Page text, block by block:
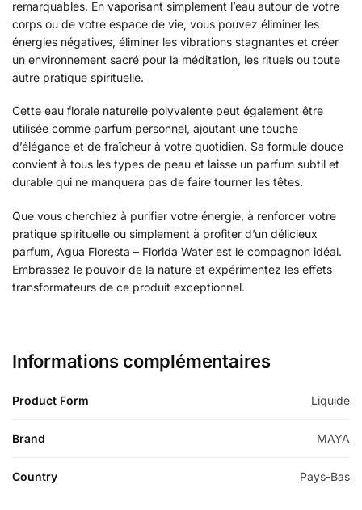
remarquables. En vaporisant simplement l’eau autour de votre
corps ou de votre espace de vie, vous pouvez éliminer les
énergies négatives, éliminer les vibrations stagnantes et créer
un environnement sacré pour la méditation, les rituels ou toute
autre pratique spirituelle.
Cette eau florale naturelle polyvalente peut également être
utilisée comme parfum personnel, ajoutant une touche
d’élégance et de fraîcheur à votre quotidien. Sa formule douce
convient à tous les types de peau et laisse un parfum subtil et
durable qui ne manquera pas de faire tourner les têtes.
Que vous cherchiez à purifier votre énergie, à renforcer votre
pratique spirituelle ou simplement à profiter d’un délicieux
parfum, Agua Floresta – Florida Water est le compagnon idéal.
Embrassez le pouvoir de la nature et expérimentez les effets
transformateurs de ce produit exceptionnel.
Informations complémentaires
Product Form Liquide
Brand MAYA
Country Pays-Bas